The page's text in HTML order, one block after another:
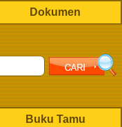
Dokumen
Buku Tamu